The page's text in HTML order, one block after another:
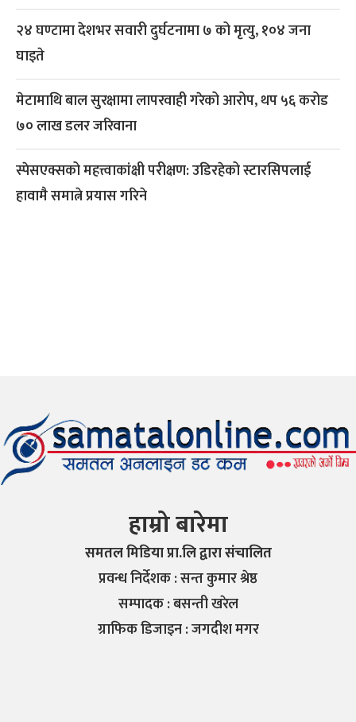
२४ घण्टामा देशभर सवारी दुर्घटनामा ७ को मृत्यु, १०४ जना
घाइते
मेटामाथि बाल सुरक्षामा लापरवाही गरेको आरोप, थप ५६ करोड
७० लाख डलर जरिवाना
स्पेसएक्सको महत्त्वाकांक्षी परीक्षण: उडिरहेको स्टारसिपलाई
हावामै समात्ने प्रयास गरिने
हाम्रो बारेमा
समतल मिडिया प्रा.लि द्वारा संचालित
प्रवन्ध निर्देशक : सन्त कुमार श्रेष्ठ
सम्पादक : बसन्ती खरेल
ग्राफिक डिजाइन : जगदीश मगर